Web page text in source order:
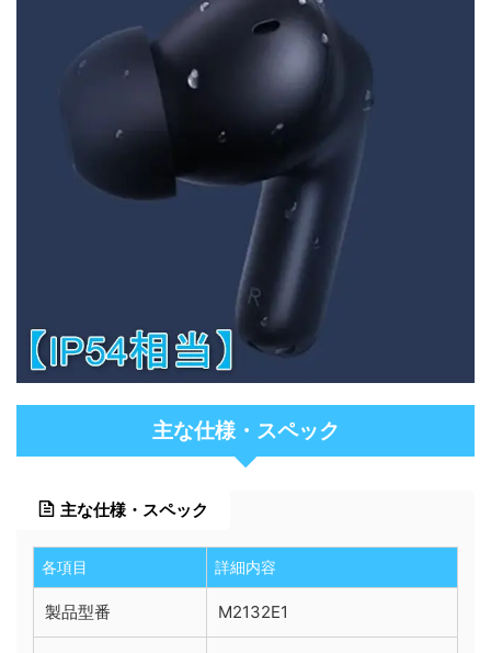
主な仕様・スペック
主な仕様・スペック
各項目 詳細内容
製品型番 M2132E1